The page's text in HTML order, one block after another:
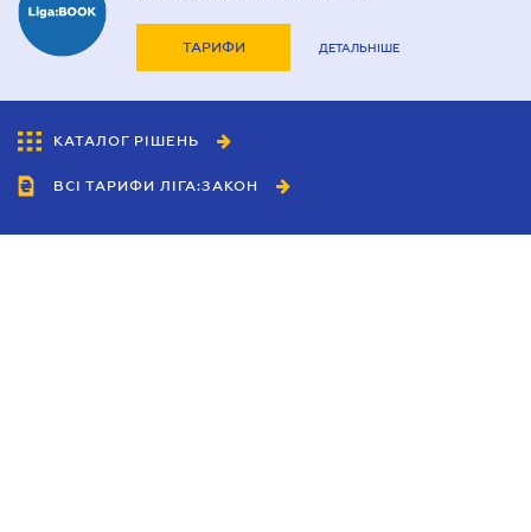
ТАРИФИ ДЕТАЛЬНІШЕ
КАТАЛОГ РІШЕНЬ
ВСІ ТАРИФИ ЛІГА:ЗАКОН